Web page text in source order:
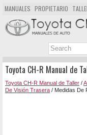
MANUALES PROPIETARIO
MAPA DEL SITIO
BUSCAR
Toyota CH-R Manual de
Toyota CH-R Manual de Taller /
De Visión Trasera / Medidas De